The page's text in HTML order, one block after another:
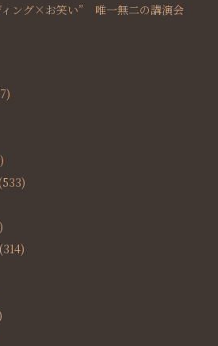
ング×お笑い” 唯一無二の講演会
(314)